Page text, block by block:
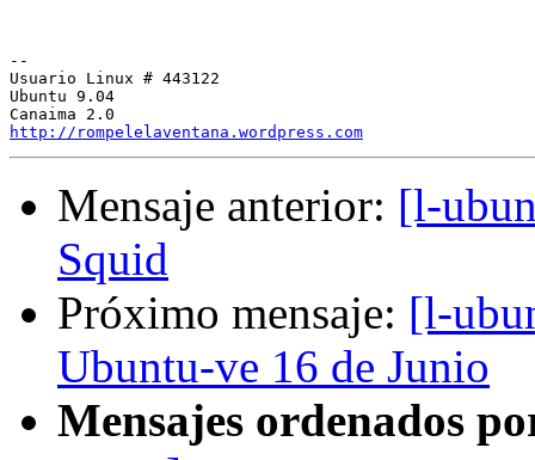
--
Usuario Linux # 443122
Ubuntu 9.04
http://rompelelaventana.wordpress.com
Mensaje anterior: [l-
Squid
Próximo mensaje: [l-
Ubuntu-ve 16 de Junio
Mensajes ordenados